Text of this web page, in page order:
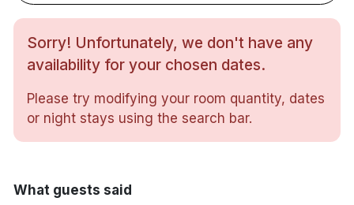
Skrivbord
Gratis toalettartiklar
Gym
Bar
Spjälsäng mot en avgift
Husdjur tillåts mot en avgift - kontakta hotellet
Rökfritt
Sorry! Unfortunately, we don't have any
availability for your chosen dates.
Please try modifying your room quantity, dates
or night stays using the search bar.
What guests said